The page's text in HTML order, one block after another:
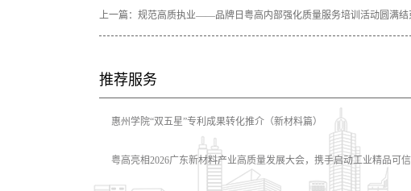
上一篇： 规范高质执业——品牌日粤高内部强化质量服务培训活动圆满结
推荐服务
惠州学院“双五星”专利成果转化推介（新材料篇）
粤高亮相2026广东新材料产业高质量发展大会，携手启动工业精品可